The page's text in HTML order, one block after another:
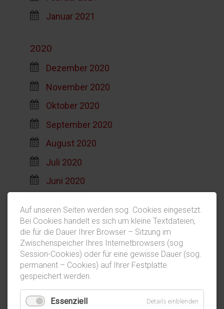
Januar 2021
2020
Dezember 2020
November 2020
Oktober 2020
September 2020
August 2020
Juli 2020
Juni 2020
April 2020
März 2020
Februar 2020
Januar 2020
Auf unseren Seiten werden sog. Cookies eingesetzt.
Bei Cookies handelt es sich um kleine Textdateien,
die für die Dauer Ihrer Browser – Sitzung im
Zwischenspeicher Ihres Internetbrowsers (sog.
Session-Cookies) oder für eine gewisse Dauer (sog.
permanent – Cookies) auf Ihrer Festplatte
gespeichert werden.
Essenziell Details einblenden